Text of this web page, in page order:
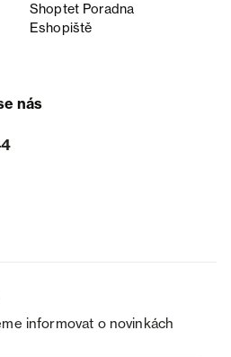
Shoptet Poradna
Eshopiště
nás
informovat o novinkách